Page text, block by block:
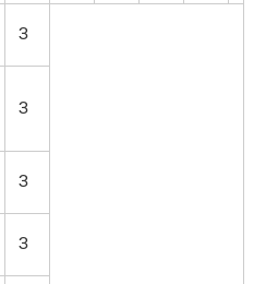
З
З
З
З